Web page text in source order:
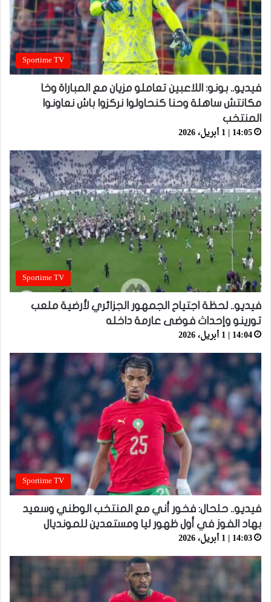
Sportime TV
فيديو.. بونو: اللاعبين تعاملو مزيان مع المباراة وخا
مكانتش ساهلة وحنا كنحاولوا نركزوا باش نعاونوا
المنتخب
14:05 | 1 أبريل، 2026
Sportime TV
فيديو.. لحظة اجتياح الجمهور الجزائري لأرضية ملعب
تورينو وإحداث فوضى عارمة داخله
14:04 | 1 أبريل، 2026
Sportime TV
فيديو.. حلحال: فخور أني مع المنتخب الوطني وسعيد
بهاد الفوز في أول ظهور ليا ومستعدين للمونديال
14:03 | 1 أبريل، 2026